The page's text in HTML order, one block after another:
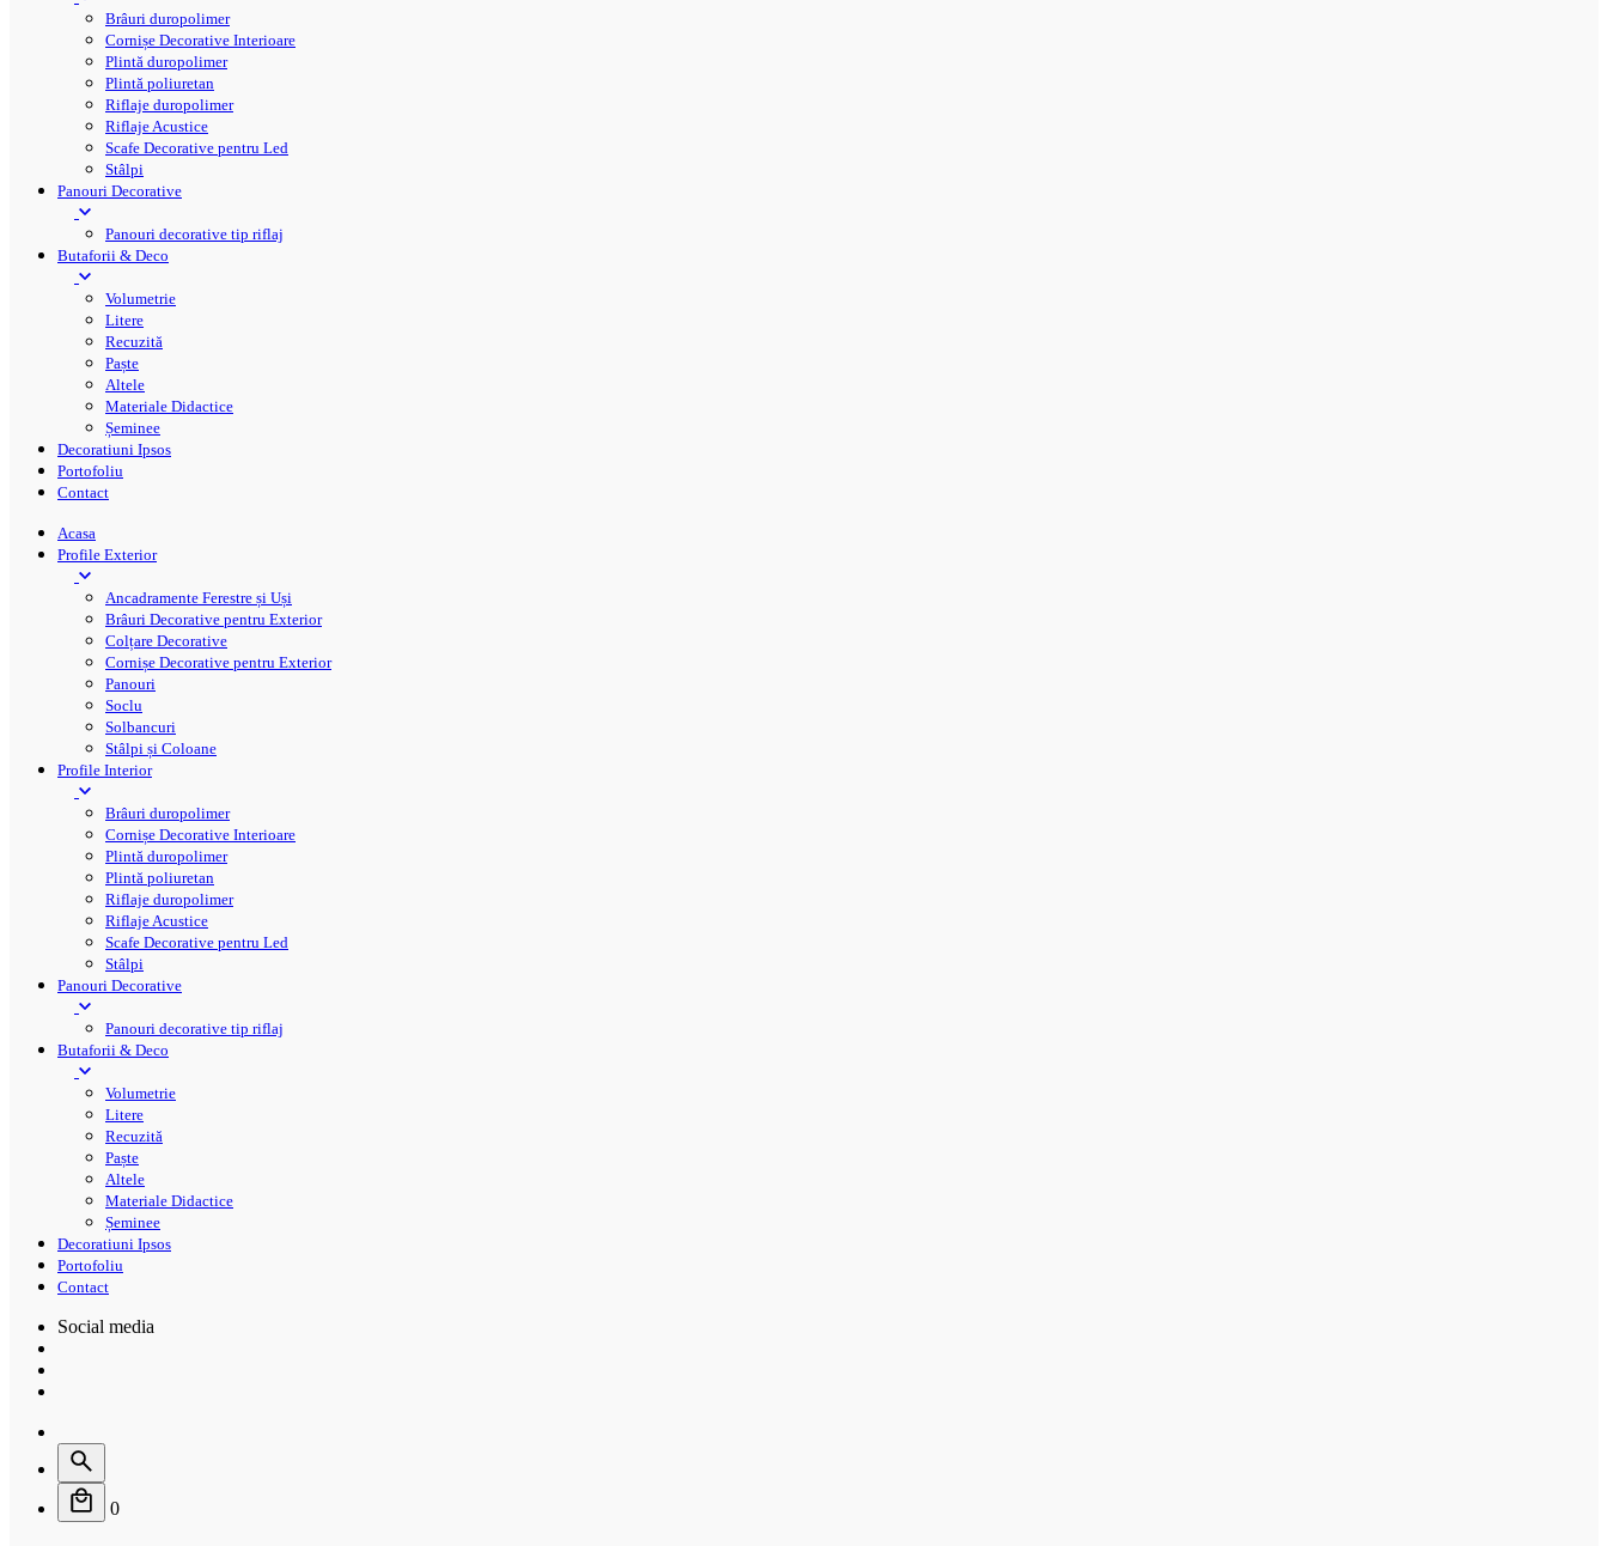
Brâuri duropolimer
Cornișe Decorative Interioare
Plintă duropolimer
Plintă poliuretan
Riflaje duropolimer
Riflaje Acustice
Scafe Decorative pentru Led
Stâlpi
Panouri Decorative
Panouri decorative tip riflaj
Butaforii & Deco
Volumetrie
Litere
Recuzită
Paște
Altele
Materiale Didactice
Șeminee
Decoratiuni Ipsos
Portofoliu
Contact
Acasa
Profile Exterior
Ancadramente Ferestre și Uși
Brâuri Decorative pentru Exterior
Colțare Decorative
Cornișe Decorative pentru Exterior
Panouri
Soclu
Solbancuri
Stâlpi și Coloane
Profile Interior
Brâuri duropolimer
Cornișe Decorative Interioare
Plintă duropolimer
Plintă poliuretan
Riflaje duropolimer
Riflaje Acustice
Scafe Decorative pentru Led
Stâlpi
Panouri Decorative
Panouri decorative tip riflaj
Butaforii & Deco
Volumetrie
Litere
Recuzită
Paște
Altele
Materiale Didactice
Șeminee
Decoratiuni Ipsos
Portofoliu
Contact
Social media
0